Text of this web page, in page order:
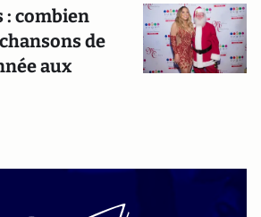
: combien
de
aux